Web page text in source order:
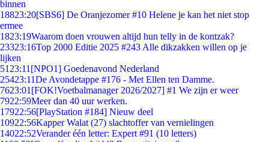
binnen
18823:20[SBS6] De Oranjezomer #10 Helene je kan het niet stop
ermee
1823:19Waarom doen vrouwen altijd hun telly in de kontzak?
23323:16Top 2000 Editie 2025 #243 Alle dikzakken willen op je
lijken
51 23:11 [NPO1] Goedenavond Nederland
25423:11De Avondetappe #176 - Met Ellen ten Damme.
7623:01 [FOK!Voetbalmanager 2026/2027] #1 We zijn er weer
7922:59Meer dan 40 uur werken.
17922:56[PlayStation #184] Nieuw deel
10922:56Kapper Walat (27) slachtoffer van vernielingen
14022:52Verander één letter: Expert #91 (10 letters)